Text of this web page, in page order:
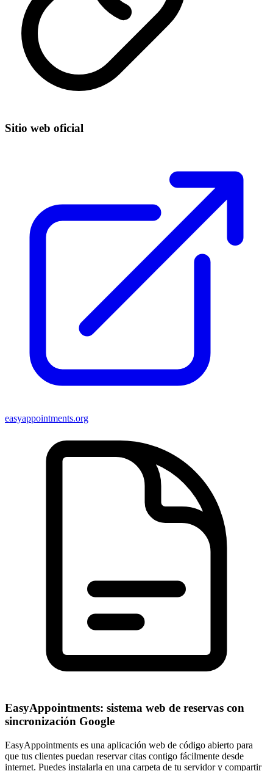
Sitio web oficial
easyappointments.org
EasyAppointments: sistema web de reservas con
sincronización Google
EasyAppointments es una aplicación web de código abierto para
que tus clientes puedan reservar citas contigo fácilmente desde
internet. Puedes instalarla en una carpeta de tu servidor y compartir